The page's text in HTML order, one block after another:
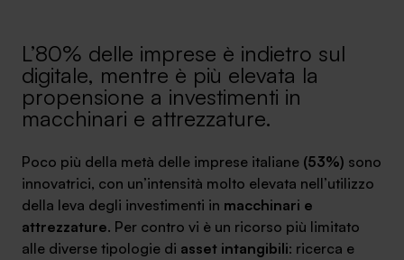
Contatti
Lavora con noi
L’80% delle imprese è indietro sul
digitale, mentre è più elevata la
propensione a investimenti in
macchinari e attrezzature.
Poco più della metà delle imprese italiane (53%) sono
innovatrici, con un’intensità molto elevata nell’utilizzo
della leva degli investimenti in macchinari e
attrezzature. Per contro vi è un ricorso più limitato
alle diverse tipologie di asset intangibili: ricerca e